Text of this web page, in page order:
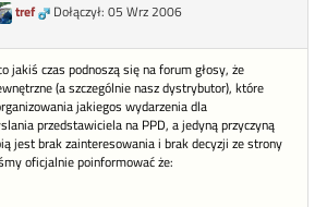
tref
Dołączył: 05 Wrz 2006
jakiś czas podnoszą się na forum głosy, że
(a szczególnie nasz dystrybutor), które
jakiegos wydarzenia dla
przedstawiciela na PPD, a jedyną przyczyną
jest brak zainteresowania i brak decyzji ze strony
oficjalnie poinformować że: